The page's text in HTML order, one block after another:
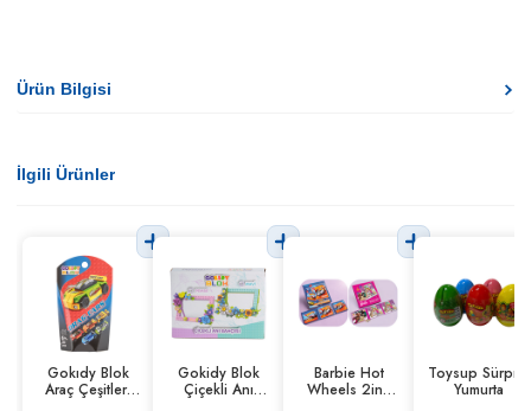
Ürün Bilgisi
İlgili Ürünler
Gokıdy Blok
Araç Çeşitleri
Gokidy Blok
Çiçekli Anı
Barbie Hot
Wheels 2in1
Toysup Sürpriz
Yumurta